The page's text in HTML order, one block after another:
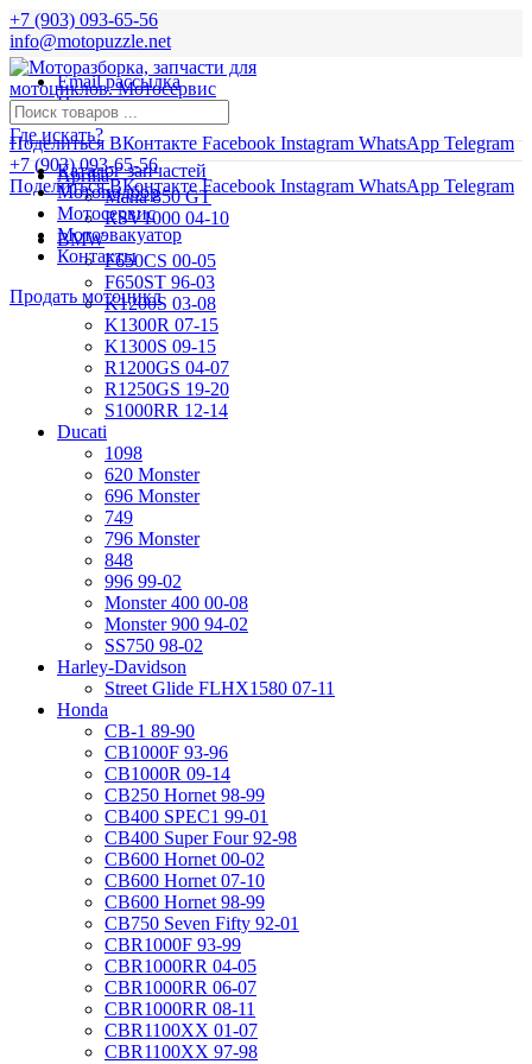
+7 (903) 093-65-56
info@motopuzzle.net
Email рассылка
Новости
Поделиться ВКонтакте Facebook Instagram WhatsApp Telegram
+7 (903) 093-65-56
Поделиться ВКонтакте Facebook Instagram WhatsApp Telegram
Где искать?
Aprilia
Mana 850 GT
RSV1000 04-10
BMW
F650CS 00-05
F650ST 96-03
K1200S 03-08
K1300R 07-15
K1300S 09-15
R1200GS 04-07
R1250GS 19-20
S1000RR 12-14
Ducati
1098
620 Monster
696 Monster
749
796 Monster
848
996 99-02
Monster 400 00-08
Monster 900 94-02
SS750 98-02
Harley-Davidson
Street Glide FLHX1580 07-11
Honda
CB-1 89-90
CB1000F 93-96
CB1000R 09-14
CB250 Hornet 98-99
CB400 SPEC1 99-01
CB400 Super Four 92-98
CB600 Hornet 00-02
CB600 Hornet 07-10
CB600 Hornet 98-99
CB750 Seven Fifty 92-01
CBR1000F 93-99
CBR1000RR 04-05
CBR1000RR 06-07
CBR1000RR 08-11
CBR1100XX 01-07
CBR1100XX 97-98
Каталог запчастей
Мотоподбор
Мотосервис
Мотоэвакуатор
Контакты
Продать мотоцикл